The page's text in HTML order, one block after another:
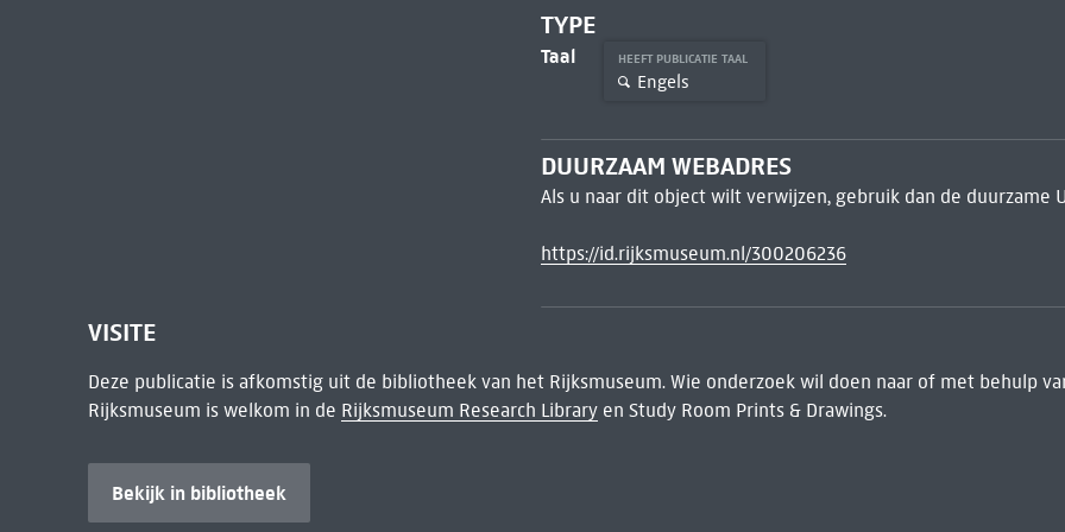
TYPE
Taal HEEFT PUBLICATIE TAAL
Engels
DUURZAAM WEBADRES
Als u naar dit object wilt verwijzen, gebruik dan de duurzame
https://id.rijksmuseum.nl/300206236
VISITE
Deze publicatie is afkomstig uit de bibliotheek van het Rijksmuseum. Wie onderzoek wil doen naar of met behulp
Rijksmuseum is welkom in de Rijksmuseum Research Libraryen Study Room Prints & Drawings.
Bekijk in bibliotheek